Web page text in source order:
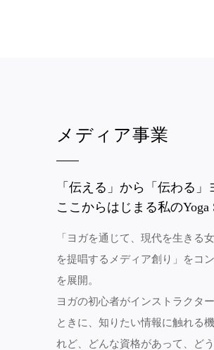
メディア事業
「伝える」から「伝わる
ここからはじまる私のYoga
「ヨガを通じて、現代を生きる
を提唱するメディア創り」をコ
を展開。
ヨガの初心者がインストラクタ
ときに、知りたい情報に触れる
れど、どんな資格があって、ど